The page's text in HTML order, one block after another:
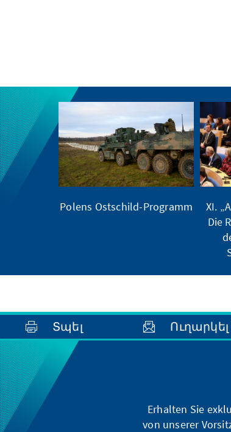
Polens Ostschild-Programm
XI.
Die
Տպել Ուղարկել
Erhalten Sie
von unserer